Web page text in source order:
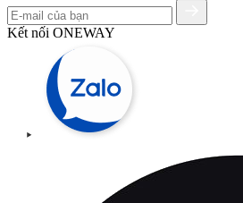
Kết nối ONEWAY